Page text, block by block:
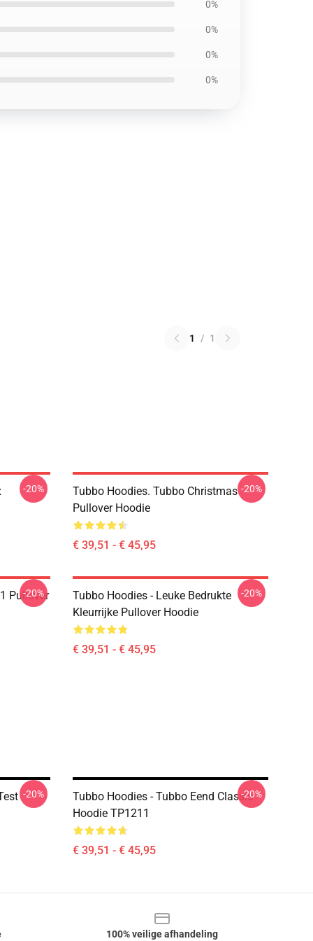
0%
0%
0%
0%
1 / 1
-20%
Tubbo Hoodies. Tubbo Christmas
Pullover Hoodie
€ 39,51 - € 45,95
-20%
Pullover
-20%
Tubbo Hoodies - Leuke Bedrukte
Kleurrijke Pullover Hoodie
€ 39,51 - € 45,95
-20%
-20%
Tubbo Hoodies - Tubbo Eend Classic
Hoodie TP1211
€ 39,51 - € 45,95
-20%
100% veilige afhandeling